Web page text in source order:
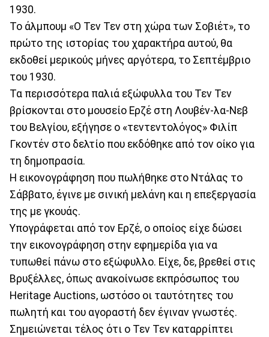
1930.
Το άλμπουμ «Ο Τεν Τεν στη χώρα των Σοβιέτ», το
πρώτο της ιστορίας του χαρακτήρα αυτού, θα
εκδοθεί μερικούς μήνες αργότερα, το Σεπτέμβριο
του 1930.
Τα περισσότερα παλιά εξώφυλλα του Τεν Τεν
βρίσκονται στο μουσείο Ερζέ στη Λουβέν-λα-Νεβ
του Βελγίου, εξήγησε ο «τεντεντολόγος» Φιλίπ
Γκοντέν στο δελτίο που εκδόθηκε από τον οίκο για
τη δημοπρασία.
Η εικονογράφηση που πωλήθηκε στο Ντάλας το
Σάββατο, έγινε με σινική μελάνη και η επεξεργασία
της με γκουάς.
Υπογράφεται από τον Ερζέ, ο οποίος είχε δώσει
την εικονογράφηση στην εφημερίδα για να
τυπωθεί πάνω στο εξώφυλλο. Είχε, δε, βρεθεί στις
Βρυξέλλες, όπως ανακοίνωσε εκπρόσωπος του
Heritage Auctions, ωστόσο οι ταυτότητες του
πωλητή και του αγοραστή δεν έγιναν γνωστές.
Σημειώνεται τέλος ότι ο Τεν Τεν καταρρίπτει